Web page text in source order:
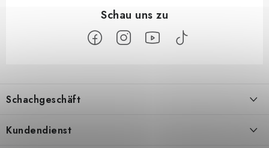
ß
z
e
Schachgeschäft
Kundendienst